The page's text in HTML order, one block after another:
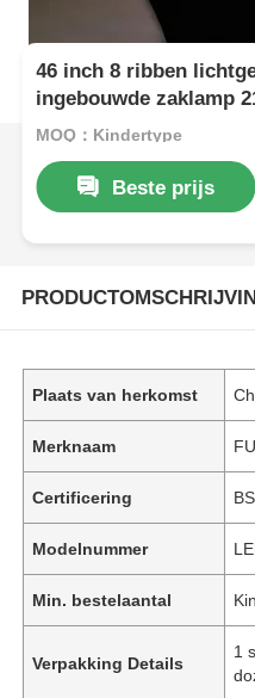
46 inch 8 ribben
ingebouwde zaklamp
paraplu
MOQ：Kindertype
Beste prijs
Plaats van herkomst
Merknaam
Certificering
Modelnummer
Min. bestelaantal
Verpakking Details
1